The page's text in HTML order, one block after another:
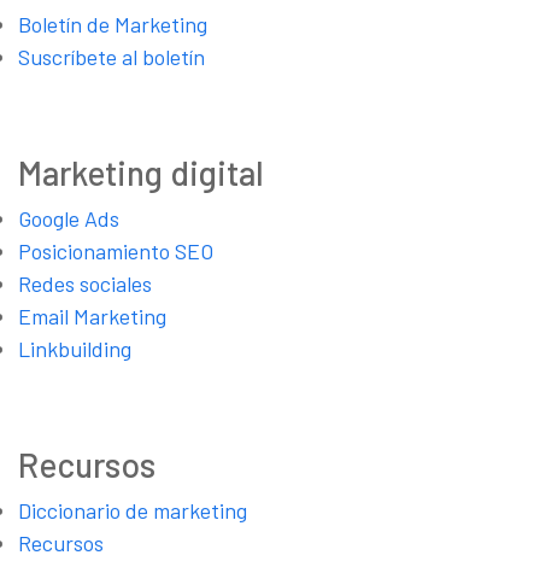
Boletín de Marketing
Suscríbete al boletín
Marketing digital
Google Ads
Posicionamiento SEO
Redes sociales
Email Marketing
Linkbuilding
Recursos
Diccionario de marketing
Recursos